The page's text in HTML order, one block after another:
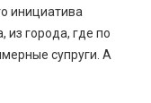
инициатива
города, где по
супруги. А